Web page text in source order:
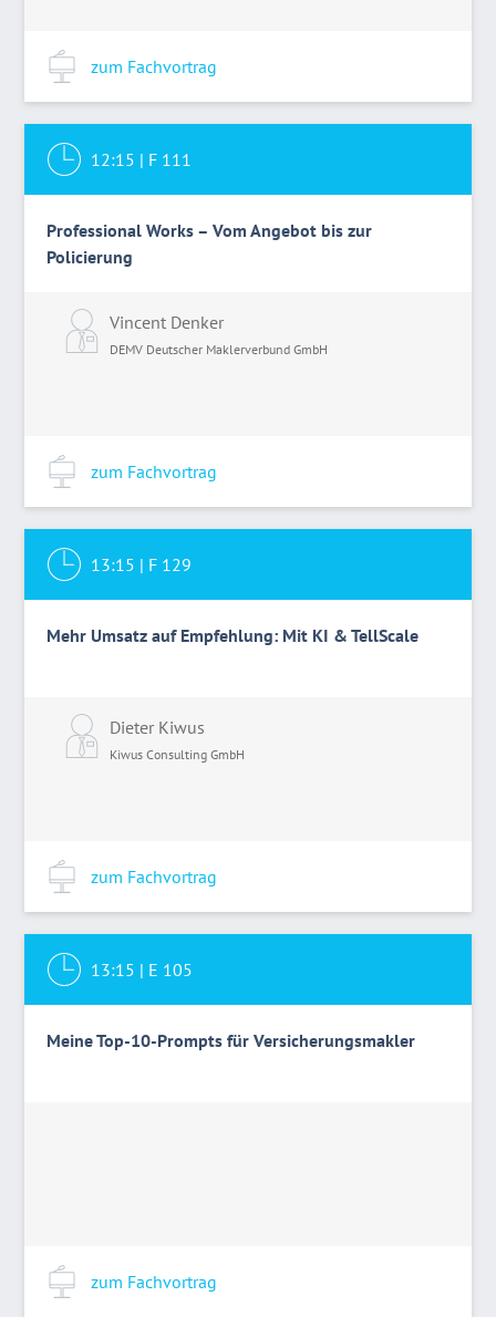
zum Fachvortrag
12:15 | F 111
Professional Works – Vom Angebot bis zur
Policierung
Vincent Denker
DEMV Deutscher Maklerverbund GmbH
zum Fachvortrag
13:15 | F 129
Mehr Umsatz auf Empfehlung: Mit KI & TellScale
Dieter Kiwus
Kiwus Consulting GmbH
zum Fachvortrag
13:15 | E 105
Meine Top-10-Prompts für Versicherungsmakler
zum Fachvortrag